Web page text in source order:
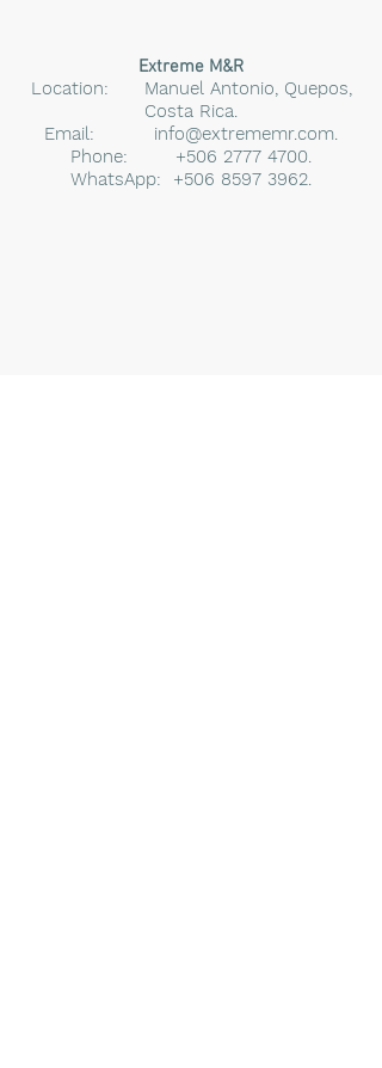
Extreme M&R
Location: Manuel Antonio, Quepos,
Costa Rica.
Email: info@extrememr.com.
Phone: +506 2777 4700.
WhatsApp: +506 8597 3962.